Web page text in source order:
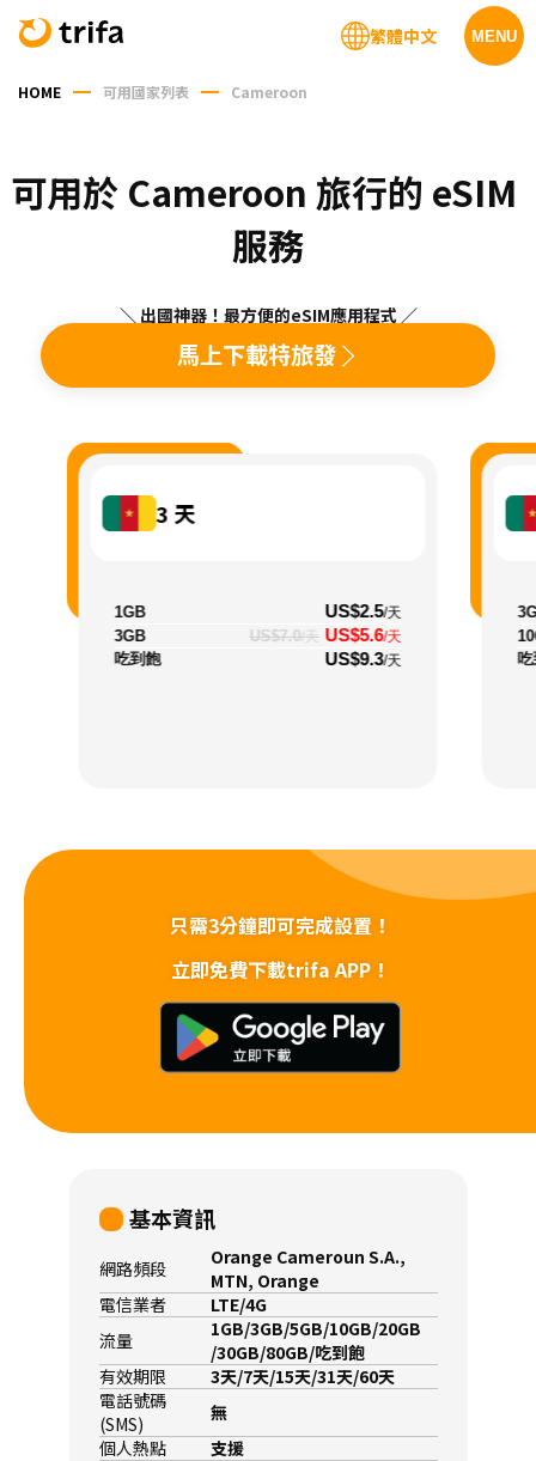
MENU
繁體中文
HOME 可用國家列表 Cameroon
可用於 Cameroon 旅行的 eSIM
服務
＼ 出國神器！最方便的eSIM應用程式 ／
馬上下載特旅發
3 天
1GB US$2.5/天
3GB US$7.0/天 US$5.6/天
吃到飽 US$9.3/天
吃
只需3分鐘即可完成設置！
立即免費下載trifa APP！
基本資訊
網路頻段
Orange Cameroun S.A.,
MTN, Orange
電信業者
LTE/4G
流量
1GB/3GB/5GB/10GB/20GB
/30GB/80GB/吃到飽
有效期限
3天/7天/15天/31天/60天
電話號碼
(SMS)
無
個人熱點
支援